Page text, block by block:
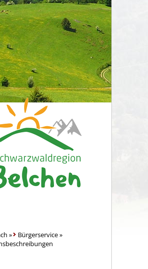
» Bürgerservice»